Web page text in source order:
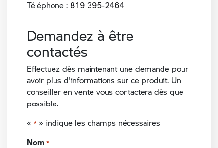
Téléphone : 819 395-2464
Demandez à être
contactés
Effectuez dès maintenant une demande pour
avoir plus d'informations sur ce produit. Un
conseiller en vente vous contactera dès que
possible.
« * » indique les champs nécessaires
Nom *